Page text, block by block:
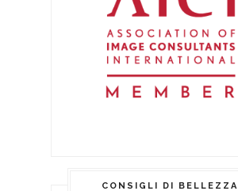
CONSIGLI DI BELLEZZA